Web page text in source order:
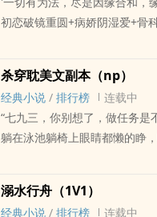
谣言里俞棐换过的床伴还多。
命的不是家世更不是脸，是他
下了药的酒被男人挑衅般饮下
法务部那帮和自己处得不错的
掼在墙上后，蒋明筝只说了一
姑娘儿play，还是说、想睡我
言，蒋明筝轻笑，指腹不轻不
走马上任那年十八岁，她十二
生辰当日杀了崔愍琰，她便能
来，母蛊种在她身体里，至于
来到的她家，到带回子母蛊这
当年那邪道的办法却有种异曲
是不想当女配伺候男同吗。”贤
个鬼的任务！你怎么没说万人
你二哥、还有那个死病娇受。
Tips：1.np文约等于没车，大
1章（千万不要过，大家安安
何，但是女主到达的这个时间
初恋破镜重圆+病娇阴湿爱+骨
主）。笔随心动，可能这一章
人就上位了～这是一本想1v1（
情流畅比天大，车是非必要根
剧情梗概：薛宜是万事皆“好
的路上。不图钱只图人的男人
古板，毕生追求“一辈子两人三
杀穿耽美文副本（np）
经典小说 / 排行榜
连载中
“七九三，你别想了，做任务是
躺在泳池躺椅上眼睛都懒的睁
要敬酒不吃吃罚酒是吧。”和刚
溺水行舟（1V1）
经典小说 / 排行榜
连载中